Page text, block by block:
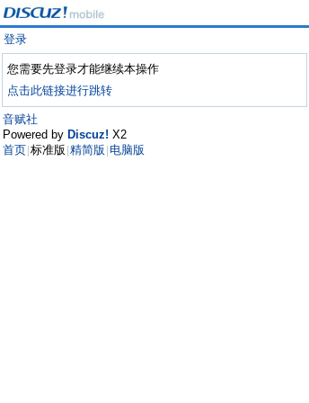
登录
您需要先登录才能继续本操作
点击此链接进行跳转
音赋社
Powered by Discuz! X2
首页 标准版 精简版 电脑版